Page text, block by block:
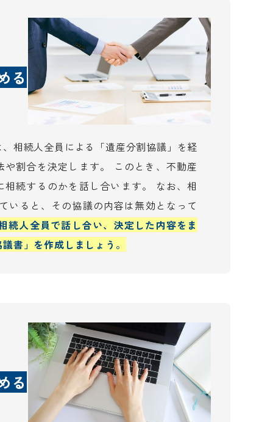
る
相続人全員による「遺産分割協議」を経
や割合を決定します。 このとき、不動産
相続するのかを話し合います。 なお、相
いると、その協議の内容は無効となって
続人全員で話し合い、決定した内容をま
書」を作成しましょう。
る